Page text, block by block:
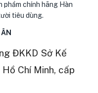
phẩm chính hãng Hàn
tiêu dùng.
ĐKKD Sở Kế
Chí Minh, cấp